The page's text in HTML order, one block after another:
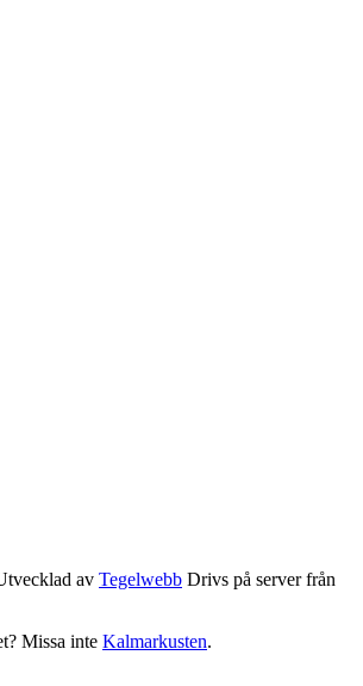
av Tegelwebb Drivs på server från
Missa inte Kalmarkusten.